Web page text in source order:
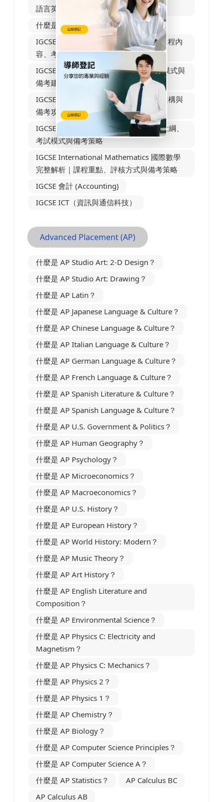
語言英語）？
什麼是 IGCSE Coordinated Sciences?
IGCSE Combined Science 是什麼？｜課程內
容、考試結構與升學建議全解析
IGCSE 物理深度解析｜課程大綱、評核模式與
備考建議
IGCSE化學深度解析｜課程內容、考試架構與
備考攻略
IGCSE Biology 生物科完整解析｜課程大綱、
考試模式與備考策略
IGCSE International Mathematics 國際數學
完整解析｜課程重點、評核方式與備考策略
IGCSE 會計 (Accounting)
IGCSE ICT（資訊與通信科技）
Advanced Placement (AP)
什麼是 AP Studio Art: 2-D Design？
什麼是 AP Studio Art: Drawing？
什麼是 AP Latin？
什麼是 AP Japanese Language & Culture？
什麼是 AP Chinese Language & Culture？
什麼是 AP Italian Language & Culture？
什麼是 AP German Language & Culture？
什麼是 AP French Language & Culture？
什麼是 AP Spanish Literature & Culture？
什麼是 AP Spanish Language & Culture？
什麼是 AP U.S. Government & Politics？
什麼是 AP Human Geography？
什麼是 AP Psychology？
什麼是 AP Microeconomics？
什麼是 AP Macroeconomics？
什麼是 AP U.S. History？
什麼是 AP European History？
什麼是 AP World History: Modern？
什麼是 AP Music Theory？
什麼是 AP Art History？
什麼是 AP English Literature and
Composition？
什麼是 AP Environmental Science？
什麼是 AP Physics C: Electricity and
Magnetism？
什麼是 AP Physics C: Mechanics？
什麼是 AP Physics 2？
什麼是 AP Physics 1？
什麼是 AP Chemistry？
什麼是 AP Biology？
什麼是 AP Computer Science Principles？
什麼是 AP Computer Science A？
什麼是 AP Statistics？
AP Calculus BC
AP Calculus AB